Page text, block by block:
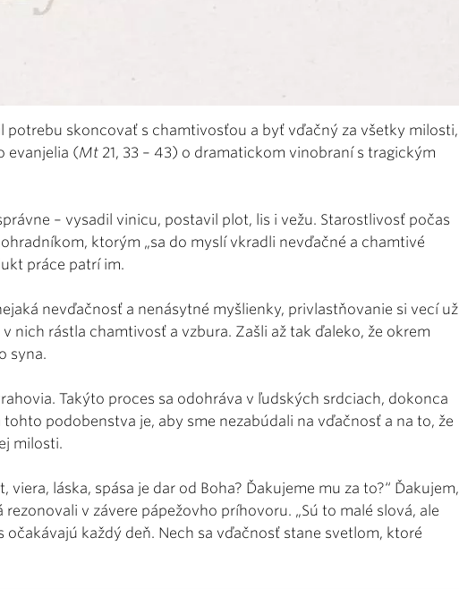
potrebu skoncovať s chamtivosťou a byť vďačný za všetky milosti,
evanjelia (Mt 21, 33 – 43) o dramatickom vinobraní s tragickým
– vysadil vinicu, postavil plot, lis i vežu. Starostlivosť počas
ktorým „sa do myslí vkradli nevďačné a chamtivé
práce patrí im.
nevďačnosť a nenásytné myšlienky, privlastňovanie si vecí už
nich rástla chamtivosť a vzbura. Zašli až tak ďaleko, že okrem
syna.
Takýto proces sa odohráva v ľudských srdciach, dokonca
podobenstva je, aby sme nezabúdali na vďačnosť a na to, že
milosti.
viera, láska, spása je dar od Boha? Ďakujeme mu za to?“ Ďakujem,
v závere pápežovho príhovoru. „Sú to malé slová, ale
očakávajú každý deň. Nech sa vďačnosť stane svetlom, ktoré